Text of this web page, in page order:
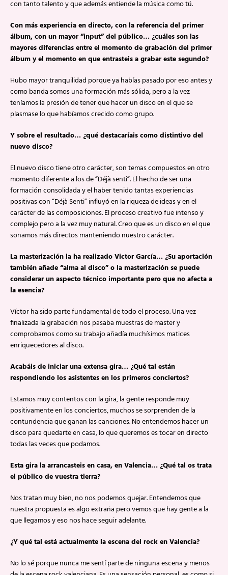
con tanto talento y que además entiende la música como tú.
Con más experiencia en directo, con la referencia del primer
álbum, con un mayor “input” del público… ¿cuáles son las
mayores diferencias entre el momento de grabación del primer
álbum y el momento en que entrasteis a grabar este segundo?
Hubo mayor tranquilidad porque ya habías pasado por eso antes y
como banda somos una formación más sólida, pero a la vez
teníamos la presión de tener que hacer un disco en el que se
plasmase lo que habíamos crecido como grupo.
Y sobre el resultado… ¿qué destacaríais como distintivo del
nuevo disco?
El nuevo disco tiene otro carácter, son temas compuestos en otro
momento diferente a los de “Déjà senti”. El hecho de ser una
formación consolidada y el haber tenido tantas experiencias
positivas con “Déjà Senti” influyó en la riqueza de ideas y en el
carácter de las composiciones. El proceso creativo fue intenso y
complejo pero a la vez muy natural. Creo que es un disco en el que
sonamos más directos manteniendo nuestro carácter.
La masterización la ha realizado Victor García… ¿Su aportación
también añade “alma al disco” o la masterización se puede
considerar un aspecto técnico importante pero que no afecta a
la esencia?
Víctor ha sido parte fundamental de todo el proceso. Una vez
finalizada la grabación nos pasaba muestras de master y
comprobamos como su trabajo añadía muchísimos matices
enriquecedores al disco.
Acabáis de iniciar una extensa gira… ¿Qué tal están
respondiendo los asistentes en los primeros conciertos?
Estamos muy contentos con la gira, la gente responde muy
positivamente en los conciertos, muchos se sorprenden de la
contundencia que ganan las canciones. No entendemos hacer un
disco para quedarte en casa, lo que queremos es tocar en directo
todas las veces que podamos.
Esta gira la arrancasteis en casa, en Valencia… ¿Qué tal os trata
el público de vuestra tierra?
Nos tratan muy bien, no nos podemos quejar. Entendemos que
nuestra propuesta es algo extraña pero vemos que hay gente a la
que llegamos y eso nos hace seguir adelante.
¿Y qué tal está actualmente la escena del rock en Valencia?
No lo sé porque nunca me sentí parte de ninguna escena y menos